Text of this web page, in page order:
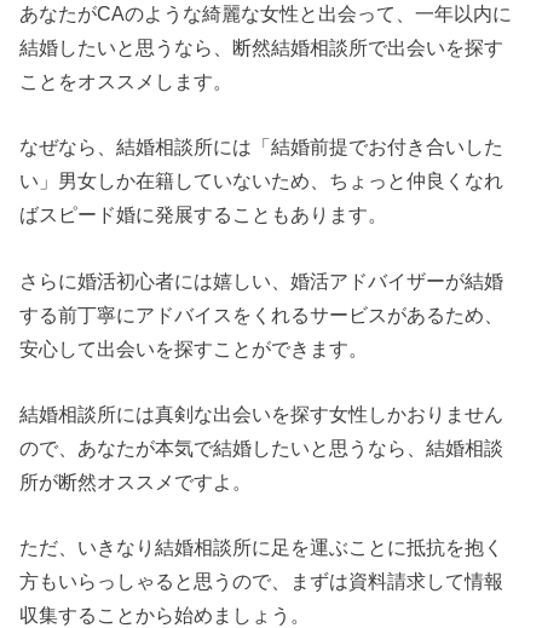
あなたがCAのような綺麗な女性と出会って、一年以内に
結婚したいと思うなら、断然結婚相談所で出会いを探す
ことをオススメします。
なぜなら、結婚相談所には「結婚前提でお付き合いした
い」男女しか在籍していないため、ちょっと仲良くなれ
ばスピード婚に発展することもあります。
さらに婚活初心者には嬉しい、婚活アドバイザーが結婚
する前丁寧にアドバイスをくれるサービスがあるため、
安心して出会いを探すことができます。
結婚相談所には真剣な出会いを探す女性しかおりません
ので、あなたが本気で結婚したいと思うなら、結婚相談
所が断然オススメですよ。
ただ、いきなり結婚相談所に足を運ぶことに抵抗を抱く
方もいらっしゃると思うので、まずは資料請求して情報
収集することから始めましょう。